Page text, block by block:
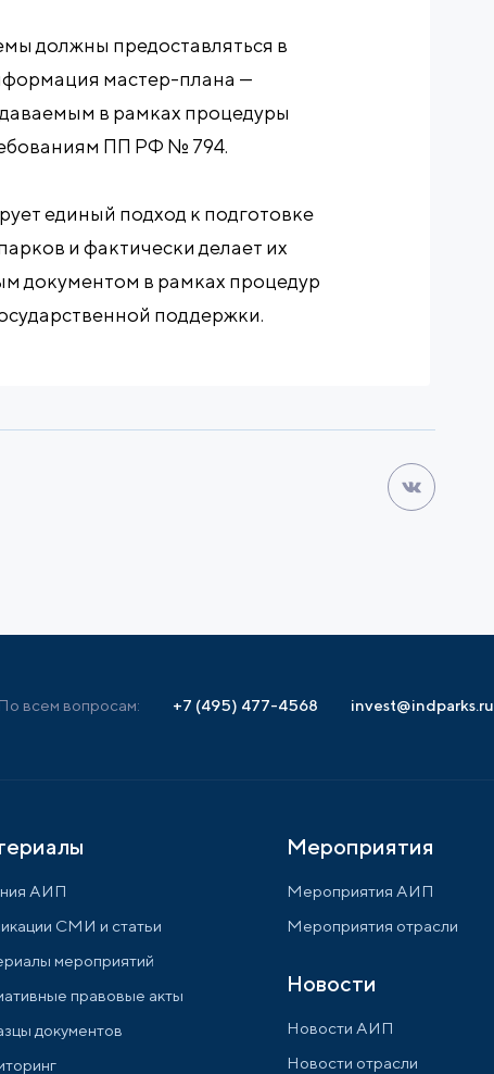
должны предоставляться в
мастер-плана —
в рамках процедуры
ПП РФ № 794.
единый подход к подготовке
и фактически делает их
документом в рамках процедур
поддержки.
По всем вопросам: +7 (495) 477-4568 invest@indparks.ru
АИП
СМИ и статьи
мероприятий
правовые акты
документов
Мероприятия
Мероприятия АИП
Мероприятия отрасли
Новости
Новости АИП
Новости отрасли